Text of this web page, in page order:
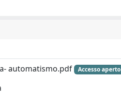
automatismo.pdf
Accesso aperto